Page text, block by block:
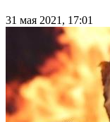
31 мая 2021, 17:01